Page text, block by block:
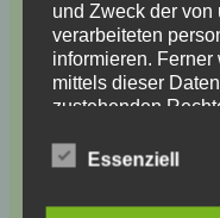
Hier
eingeben…
und Zweck der von
verarbeiteten
informieren.
mittels dieser
zustehenden
Wir haben als für
Maßnahmen
Essenziell